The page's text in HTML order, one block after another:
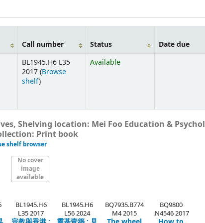
Call number Status
Date due
BL1945.H6 L35
2017 (Browse
shelf)
Available
Shelving location: Mei Foo Education &
Print book
shelf browser
No cover
image
available
BL1945.H6
L35 2017
BL1945.H6
L56 2024
BQ7935.B774
M4 2015
BQ9800
.N4546 2017